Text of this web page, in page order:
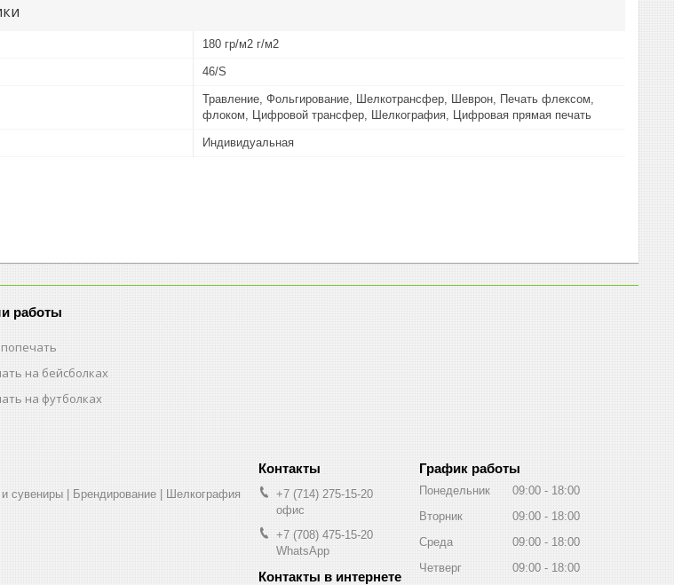
180 гр/м2 г/м2
46/S
Травление, Фольгирование, Шелкотрансфер, Шеврон, Печать флексом,
флоком, Цифровой трансфер, Шелкография, Цифровая прямая печать
Индивидуальная
работы
на бейсболках
на футболках
и сувениры | Брендирование | Шелкография
+7 (714) 275-15-20
офис
+7 (708) 475-15-20
WhatsApp
График работы
Понедельник 09:00
18:00
Вторник
09:00
18:00
Среда
09:00
18:00
Четверг
09:00
18:00